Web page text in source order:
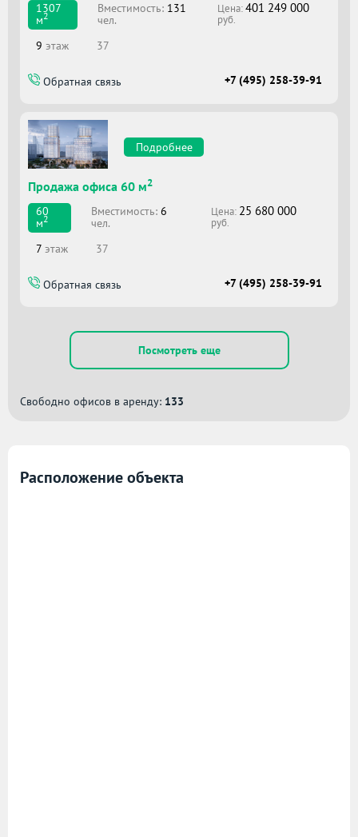
1307
м2
Вместимоcть: 131
чел.
Цена:401 249 000
руб.
9 этаж 37
Обратная связь +7 (495) 258-39-91
Подробнее
Продажа офиса 60 м2
60
м2
Вместимоcть: 6
чел.
Цена: 25 680 000
руб.
7 этаж 37
Обратная связь +7 (495) 258-39-91
Посмотреть еще
Свободно офисов в аренду: 133
Расположение объекта